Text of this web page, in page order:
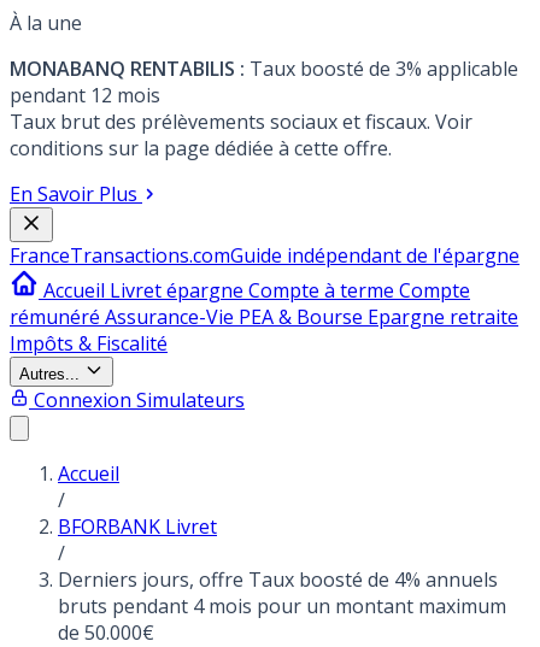
À la une
MONABANQ RENTABILIS : Taux boosté de 3% applicable
pendant 12 mois
Taux brut des prélèvements sociaux et fiscaux. Voir
conditions sur la page dédiée à cette offre.
En Savoir Plus
FranceTransactions.comGuide indépendant de l'épargne
Accueil Livret épargne Compte à terme Compte
rémunéré Assurance-Vie PEA & Bourse Epargne retraite
Impôts & Fiscalité
Autres...
Connexion Simulateurs
Accueil
/
BFORBANK Livret
/
Derniers jours, offre Taux boosté de 4% annuels
bruts pendant 4 mois pour un montant maximum
de 50.000€